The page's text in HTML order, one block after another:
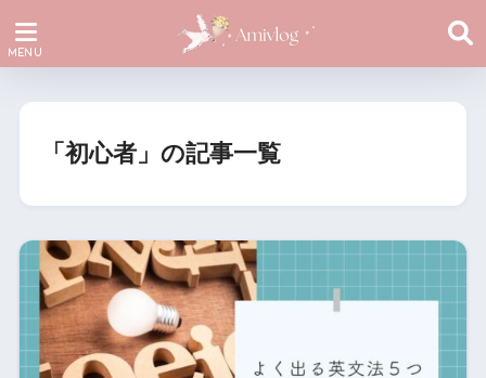
「初心者」の記事一覧